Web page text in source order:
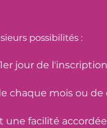
possibilités :
jour de l'inscription
chaque mois ou
facilité